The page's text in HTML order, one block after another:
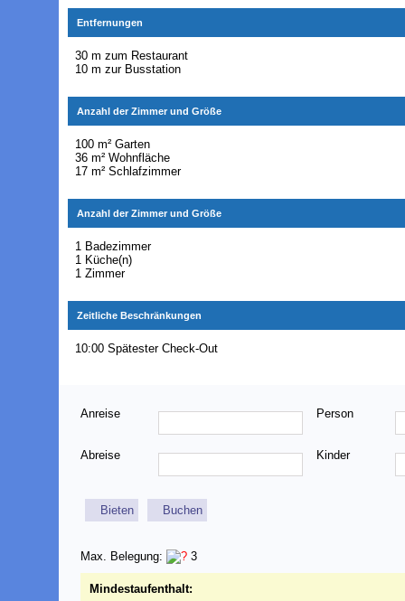
Entfernungen
30 m zum Restaurant
10 m zur Busstation
Anzahl der Zimmer und Größe
100 m² Garten
36 m² Wohnfläche
17 m² Schlafzimmer
Anzahl der Zimmer und Größe
1 Badezimmer
1 Küche(n)
1 Zimmer
Zeitliche Beschränkungen
10:00 Spätester Check-Out
Anreise Person
Abreise Kinder
Bieten Buchen
Max. Belegung: 3
Mindestaufenthalt: